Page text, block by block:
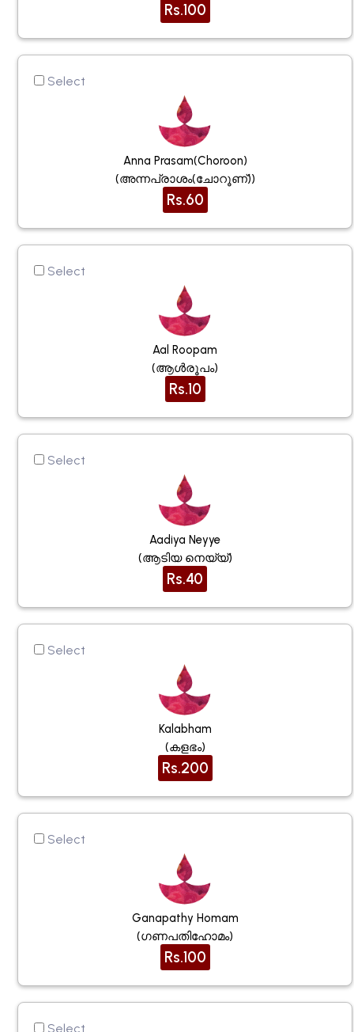
Rs.100
Select
Anna Prasam(choroon)
(അന്നപ്രാശം(ചോറൂണ്))
Rs.60
Select
Aal Roopam
(ആള്‍രൂപം)
Rs.10
Select
Aadiya Neyye
(ആടിയ നെയ്യ്)
Rs.40
Select
Kalabham
(കളഭം)
Rs.200
Select
Ganapathy Homam
(ഗണപതിഹോമം)
Rs.100
Select